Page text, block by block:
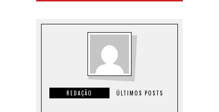
REDAÇÃO ÚLTIMOS POSTS